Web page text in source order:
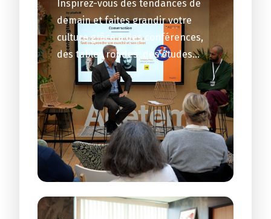
Inspirez-vous des tendances de
demain et faites grandir votre
culture grâce à des conférences,
des tables rondes, des études…